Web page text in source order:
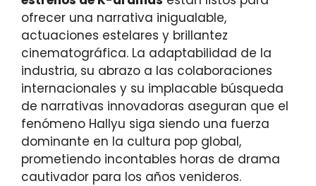
ofrecer una narrativa inigualable,
actuaciones estelares y brillantez
cinematográfica. La adaptabilidad de la
industria, su abrazo a las colaboraciones
internacionales y su implacable búsqueda
de narrativas innovadoras aseguran que el
fenómeno Hallyu siga siendo una fuerza
dominante en la cultura pop global,
prometiendo incontables horas de drama
cautivador para los años venideros.